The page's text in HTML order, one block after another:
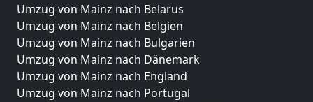
Umzug von Mainz nach Belarus
Umzug von Mainz nach Belgien
Umzug von Mainz nach Bulgarien
Umzug von Mainz nach Dänemark
Umzug von Mainz nach England
Umzug von Mainz nach Portugal